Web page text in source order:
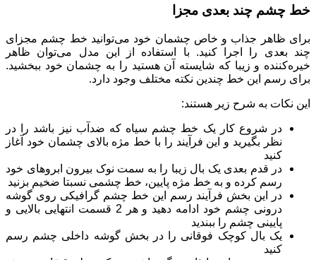
خط چشم چند بعدی مجزا
برای ظاهر جذاب و خاص چشمان خود می‌توانید خط چشم مجزای
چند بعدی را اجرا کنید. با استفاده از این مدل می‌توان ظاهر
خیره‌کننده‌ و زیبا که شایسته آن هستید را به چشمان خود ببخشید.
برای رسم این خط چندین نکته مختلف وجود دارد.
این نکات به شرح زیر هستند:
در شروع کار یک خط چشم سیاه که ضدآب نیز باشد را در
نظر بگیرید و این فرآیند را با خط مژه بالای چشمان خود آغاز
کنید
در قدم بعدی یک بال زیبا را به سمت نوک بیرون ابروهای خود
رسم کرده و به خط مژه پایین، خط چشمی نسبتا ضخیم بزنید
در این بخش فرآیند رسم این خط چشم گرافیکی روی گوشه
درونی چشم خود ادامه دهید و هر 2 قسمت انتهایی بالایی و
پایینی چشم را ببندید
یک بال کوچک فوقانی را در بخش گوشه داخلی چشم رسم
کنید